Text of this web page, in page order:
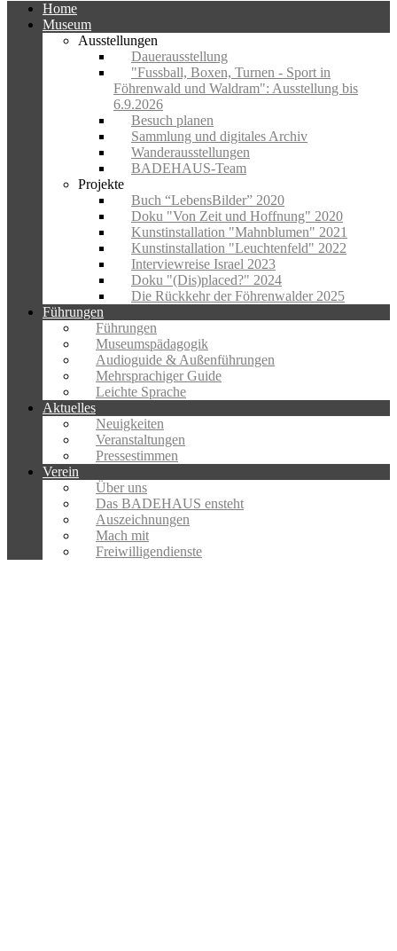
Home
Museum
Ausstellungen
Dauerausstellung
"Fussball, Boxen, Turnen - Sport in
Föhrenwald und Waldram": Ausstellung bis
6.9.2026
Besuch planen
Sammlung und digitales Archiv
Wanderausstellungen
BADEHAUS-Team
Projekte
Buch “LebensBilder” 2020
Doku "Von Zeit und Hoffnung" 2020
Kunstinstallation "Mahnblumen" 2021
Kunstinstallation "Leuchtenfeld" 2022
Interviewreise Israel 2023
Doku "(Dis)placed?" 2024
Die Rückkehr der Föhrenwalder 2025
Führungen
Führungen
Museumspädagogik
Audioguide & Außenführungen
Mehrsprachiger Guide
Leichte Sprache
Aktuelles
Neuigkeiten
Veranstaltungen
Pressestimmen
Verein
Über uns
Das BADEHAUS ensteht
Auszeichnungen
Mach mit
Freiwilligendienste